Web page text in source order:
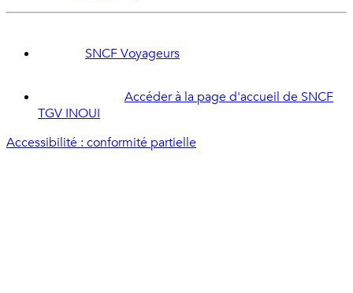
SNCF Voyageurs
Accéder à la page d'accueil de SNCF
TGV INOUI
Accessibilité : conformité partielle